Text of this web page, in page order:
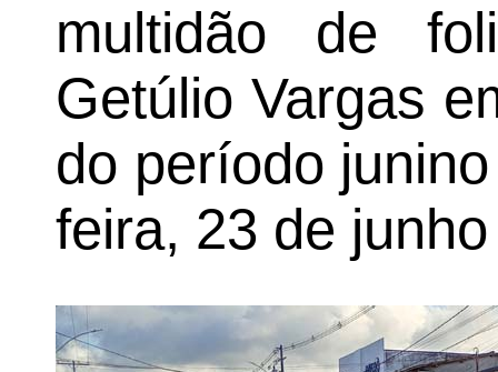
multidão de
Getúlio Vargas
do período
feira, 23 de